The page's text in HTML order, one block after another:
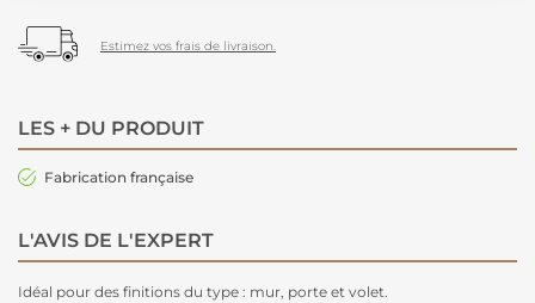
Estimez vos frais de livraison.
LES + DU PRODUIT
Fabrication française
L'AVIS DE L'EXPERT
Idéal pour des finitions du type : mur, porte et volet.